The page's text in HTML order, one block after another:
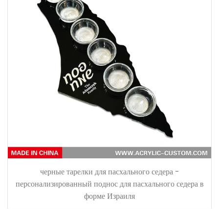
черные тарелки для пасхального седера -
персонализированный поднос для пасхального седера в
форме Израиля